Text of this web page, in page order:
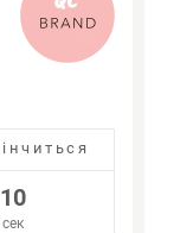
10
сек